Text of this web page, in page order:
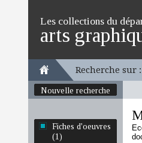
Les collections du
arts
Recherche sur :
Nouvelle recherche
Fiches d'oeuvres
(1)